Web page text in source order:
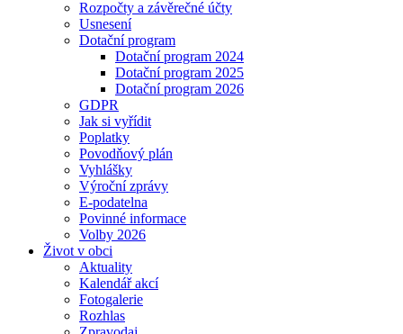
Rozpočty a závěrečné účty
Usnesení
Dotační program
Dotační program 2024
Dotační program 2025
Dotační program 2026
GDPR
Jak si vyřídit
Poplatky
Povodňový plán
Vyhlášky
Výroční zprávy
E-podatelna
Povinné informace
Volby 2026
Život v obci
Aktuality
Kalendář akcí
Fotogalerie
Rozhlas